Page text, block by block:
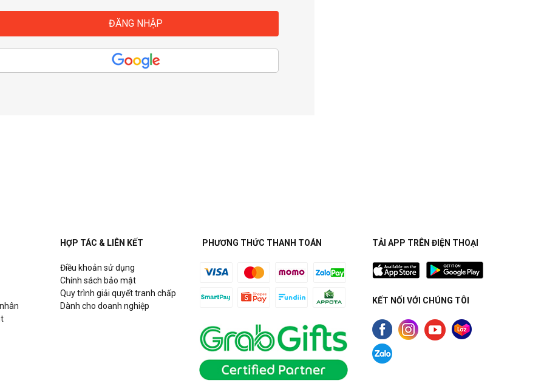
HỢP TÁC & LIÊN KẾT
Điều khoản sử dụng
Chính sách bảo mật
Quy trình giải quyết tranh chấp
Dành cho doanh nghiệp
PHƯƠNG THỨC THANH TOÁN TẢI APP TRÊN ĐIỆN THOẠI
KẾT NỐI VỚI CHÚNG TÔI